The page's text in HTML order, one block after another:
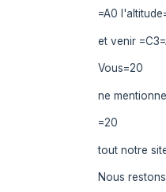
=A0
et venir
Vous=20
ne
=20
tout notre
Nous